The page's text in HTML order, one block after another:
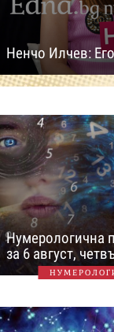
Ненчо Илчев:
Нумерологична
за 6 август,